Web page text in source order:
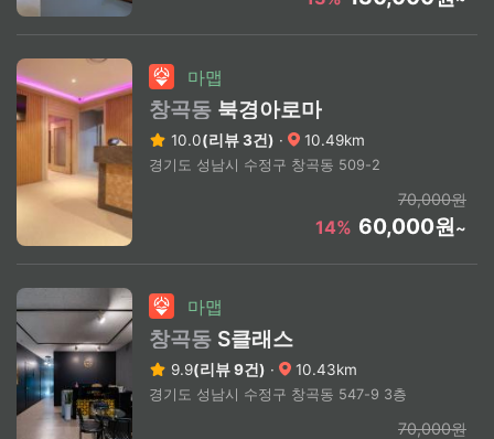
마맵
창곡동 북경아로마
10.0(리뷰 3건) · 10.49km
경기도 성남시 수정구 창곡동 509-2
70,000원
14% 60,000원~
마맵
창곡동 S클래스
9.9(리뷰 9건) · 10.43km
경기도 성남시 수정구 창곡동 547-9 3층
70,000원